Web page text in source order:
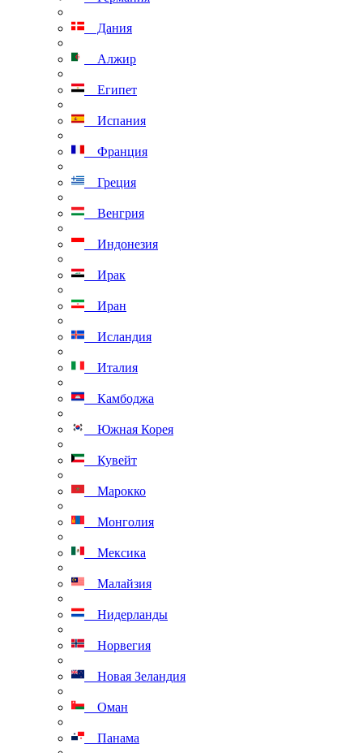
Дания
Алжир
Египет
Испания
Франция
Греция
Венгрия
Индонезия
Ирак
Иран
Исландия
Италия
Камбоджа
Южная Корея
Кувейт
Марокко
Монголия
Мексика
Малайзия
Нидерланды
Норвегия
Новая Зеландия
Оман
Панама